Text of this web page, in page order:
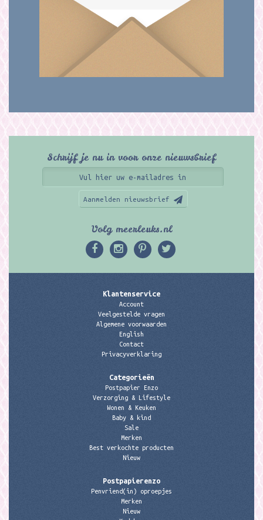
Schrijf je nu in voor onze nieuwsbrief
Aanmelden nieuwsbrief
Volg meerleuks.nl
Klantenservice
Account
Veelgestelde vragen
Algemene voorwaarden
English
Contact
Privacyverklaring
Categorieën
Postpapier Enzo
Verzorging & Lifestyle
Wonen & Keuken
Baby & kind
Sale
Merken
Best verkochte producten
Nieuw
Postpapierenzo
Penvriend(in) oproepjes
Merken
Nieuw